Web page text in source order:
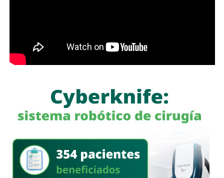
insumos incluidos, lo que beneficiará principalmente a
madres y padres de familia, personas adultas mayores y
comunitarios en favor del bienestar social.